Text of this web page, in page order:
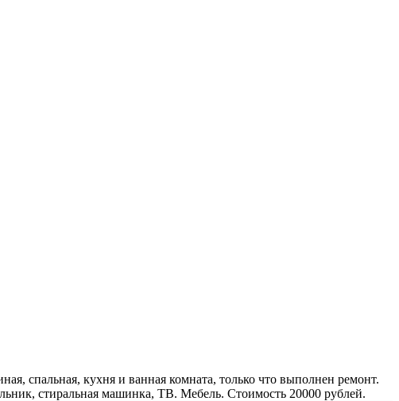
спальная, кухня и ванная комната, только что выполнен ремонт.
стиральная машинка, ТВ. Мебель. Стоимость 20000 рублей.